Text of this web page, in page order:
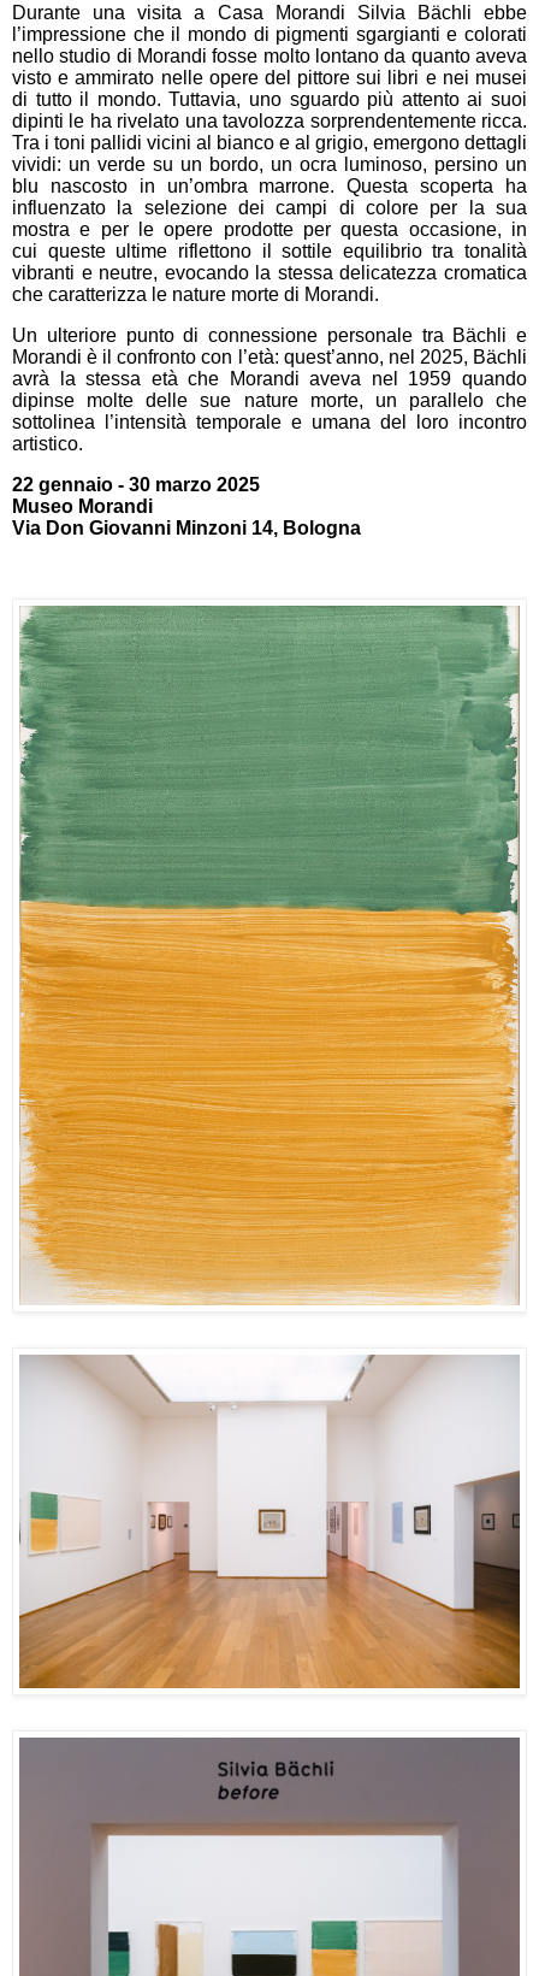
Durante una visita a Casa Morandi Silvia Bächli ebbe
l’impressione che il mondo di pigmenti sgargianti e colorati
nello studio di Morandi fosse molto lontano da quanto aveva
visto e ammirato nelle opere del pittore sui libri e nei musei
di tutto il mondo. Tuttavia, uno sguardo più attento ai suoi
dipinti le ha rivelato una tavolozza sorprendentemente ricca.
Tra i toni pallidi vicini al bianco e al grigio, emergono dettagli
vividi: un verde su un bordo, un ocra luminoso, persino un
blu nascosto in un’ombra marrone. Questa scoperta ha
influenzato la selezione dei campi di colore per la sua
mostra e per le opere prodotte per questa occasione, in
cui queste ultime riflettono il sottile equilibrio tra tonalità
vibranti e neutre, evocando la stessa delicatezza cromatica
che caratterizza le nature morte di Morandi.
Un ulteriore punto di connessione personale tra Bächli e
Morandi è il confronto con l’età: quest’anno, nel 2025, Bächli
avrà la stessa età che Morandi aveva nel 1959 quando
dipinse molte delle sue nature morte, un parallelo che
sottolinea l’intensità temporale e umana del loro incontro
artistico.
22 gennaio - 30 marzo 2025
Museo Morandi
Via Don Giovanni Minzoni 14, Bologna